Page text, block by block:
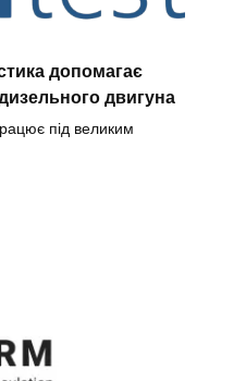
допомагає
двигуна
під великим